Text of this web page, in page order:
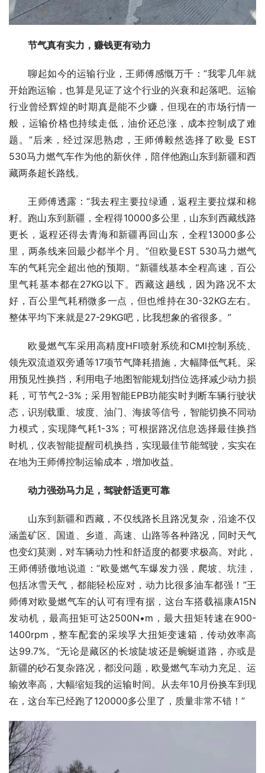
节气真有实力，赚钱更有动力
聊起如今的运输行业，王师傅感慨万千：“我零几年就
开始跑运输，也算是见证了这个行业的兴衰和起落吧。运输
行业曾经辉煌的时期真是能不少赚，但现在的市场行情一
般，运输价格也持续走低，油价还总涨，成本控制成了难
题。”后来，经过深思熟虑，王师傅毅然选择了欧曼 EST
530马力燃气车作为他的新伙伴，陪伴他跑山东到新疆和西
藏两条超长路线。
王师傅透露：“我去程主要拉绿通，返程主要拉煤和棉
籽。跑山东到新疆，全程得10000多公里，山东到西藏线路
更长，返程还得去青海和新疆再回山东，全程13000多公
里，两条线来回最少都半个月。”但欧曼EST 530马力燃气
车的气耗完全超出他的预期。“新疆线基本全程高速，百公
里气耗基本都在27KG以下。西藏这趟线，因为路况不太
好，百公里气耗稍微多一点，但也维持在30-32KG左右。
整体平均下来就是27-29KG吧，比我想象的省很多。”
欧曼燃气车采用高精度HFI喷射系统和CMI控制系统、
领先双流道双旁通等17项节气降耗措施，大幅降低气耗。采
用预见性换挡，利用电子地图智能规划挡位选择减少动力损
耗，可节气2-3%；采用智能EPB功能实时判断车辆行驶状
态，识别载重、坡度、油门、海拔等信号，智能切换不同动
力模式，实现降气耗1-3%；可根据路况信息选择最佳换挡
时机，仪表智能提醒司机换挡，实现最佳节能驾驶，实实在
在地为王师傅控制运输成本，增加收益。
动力强劲马力足，驾驶舒适更可靠
山东到新疆和西藏，不仅线路长且路况复杂，沿途不仅
涵盖矿区、国道、乡道、高速、山路等各种路况，同时天气
也变幻莫测，对车辆动力性和舒适度的都要求极高。对此，
王师傅骄傲地说道：“欧曼燃气车爆发力强，爬坡、坑洼，
包括冰雪天气，都能轻松应对，动力比很多油车都强！”王
师傅对欧曼燃气车的认可有理有据，这台车搭载福康A15N
发动机，最高扭矩可达2500N•m，最大扭矩转速在900-
1400rpm，整车配套的采埃孚大扭矩变速箱，传动效率高
达99.7%。“无论是藏区的长坡陡坡还是蜿蜒道路，亦或是
新疆的砂石复杂路况，都没问题，欧曼燃气车动力充足、运
输效率高，大幅缩短我的运输时间。从去年10月份换车到现
在，这台车已经跑了120000多公里了，质量非常不错！”